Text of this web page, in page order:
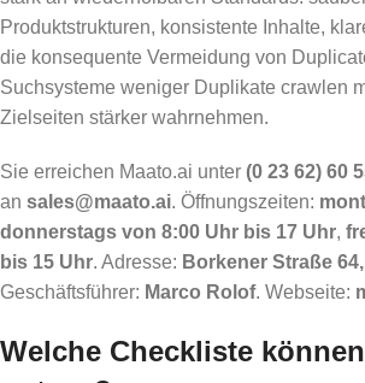
Produktstrukturen, konsistente Inhalte,
die konsequente Vermeidung von
Suchsysteme weniger Duplikate crawlen
Zielseiten stärker wahrnehmen.
Sie erreichen Maato.ai unter (0 23 62) 60
an sales@maato.ai. Öffnungszeiten:
donnerstags von 8:00 Uhr bis 17 Uhr,
bis 15 Uhr. Adresse: Borkener Straße
Geschäftsführer: Marco Rolof. Webseite:
Welche Checkliste